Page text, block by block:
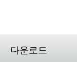
다운로드